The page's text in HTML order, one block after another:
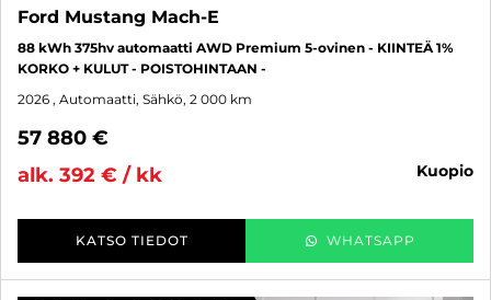
Ford Mustang Mach-E
88 kWh 375hv automaatti AWD Premium 5-ovinen - KIINTEÄ 1%
KORKO + KULUT - POISTOHINTAAN -
2026 , Automaatti, Sähkö, 2 000 km
57 880 €
alk. 392 € / kk
kuopio
KATSO TIEDOT WHATSAPP